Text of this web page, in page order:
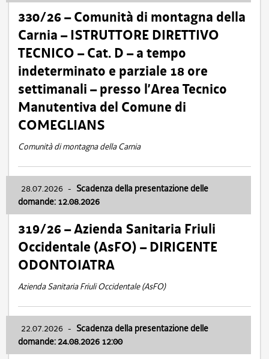
330/26 – Comunità di montagna della
Carnia – ISTRUTTORE DIRETTIVO
TECNICO – Cat. D – a tempo
indeterminato e parziale 18 ore
settimanali – presso l’Area Tecnico
Manutentiva del Comune di
COMEGLIANS
Comunità di montagna della Carnia
28.07.2026 - Scadenza della presentazione delle
domande: 12.08.2026
319/26 – Azienda Sanitaria Friuli
Occidentale (AsFO) – DIRIGENTE
ODONTOIATRA
Azienda Sanitaria Friuli Occidentale (AsFO)
22.07.2026 - Scadenza della presentazione delle
domande: 24.08.2026 12:00